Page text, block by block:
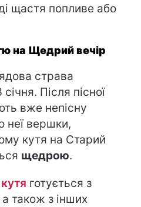
щастя попливе або
на Щедрий вечір
страва
Після пісної
вже непісну
неї вершки,
кутя на Старий
щедрою.
готується з
також з інших